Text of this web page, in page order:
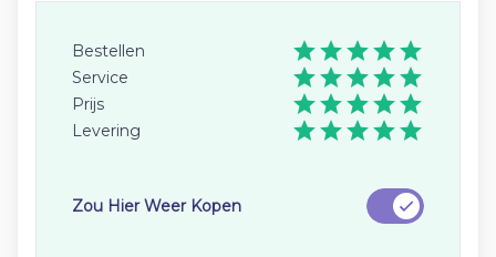
Bestellen
Service
Prijs
Levering
Zou Hier Weer Kopen